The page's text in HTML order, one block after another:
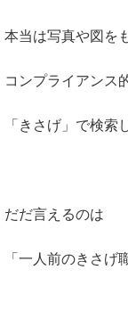
本当は写真や図を
コンプライアンス
「きさげ」で検索
だだ言えるのは
「一人前のきさげ